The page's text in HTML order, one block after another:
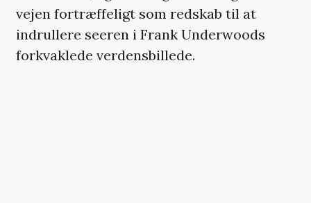
vejen fortræffeligt som redskab til at
indrullere seeren i Frank Underwoods
forkvaklede verdensbillede.